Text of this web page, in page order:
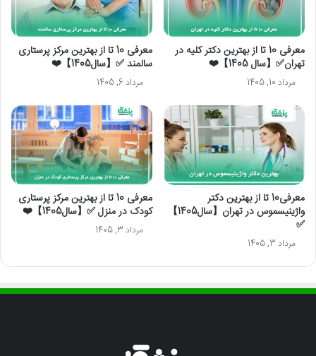
معرفی 10 تا از بهترین دکتر کلیه در
تهران✅【سال 1405】❤️
مرداد 10, 1405
معرفی 10 تا از بهترین مرکز پرستاری
سالمند ✅【سال1405】❤️
مرداد 6, 1405
معرفی10 تا از بهترین دکتر
واژینیسموس در تهران【سال1405】
✅
مرداد 3, 1405
معرفی 10 تا از بهترین مرکز پرستاری
کودک در منزل ✅【سال1405】❤️
مرداد 3, 1405